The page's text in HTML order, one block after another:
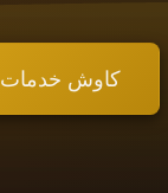
کاوش خدمات